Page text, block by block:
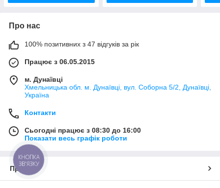
Про нас
100% позитивних з 47 відгуків за рік
Працює з 06.05.2015
м. Дунаївці
Хмельницька обл. м. Дунаївці, вул. Соборна 5/2, Дунаївці,
Україна
Контакти
Сьогодні працює з 08:30 до 16:00
Показати весь графік роботи
Про нас
КНОПКА
ЗВ'ЯЗКУ